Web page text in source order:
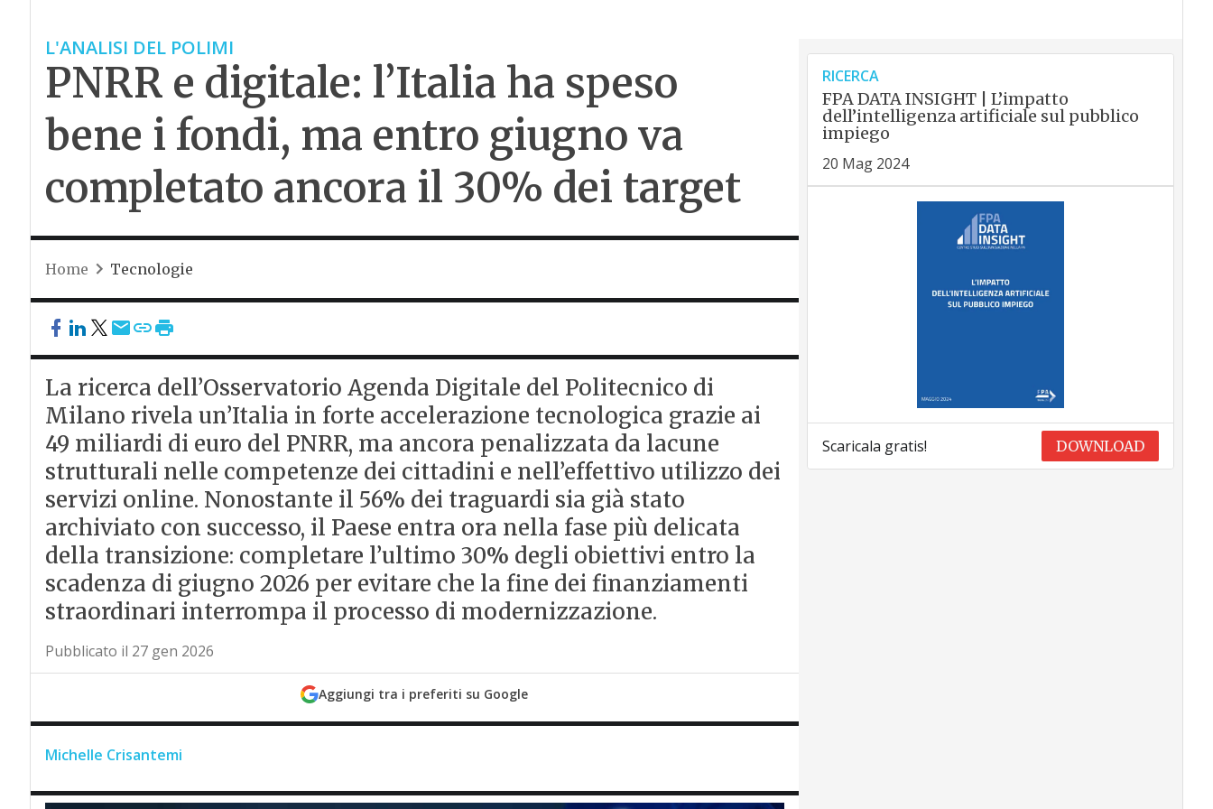
L'ANALISI DEL POLIMI
PNRR e digitale: l’Italia ha speso
bene i fondi, ma entro giugno va
completato ancora il 30% dei target
Home Tecnologie
La ricerca dell’Osservatorio Agenda Digitale del Politecnico di
Milano rivela un’Italia in forte accelerazione tecnologica grazie ai
49 miliardi di euro del PNRR, ma ancora penalizzata da lacune
strutturali nelle competenze dei cittadini e nell’effettivo utilizzo dei
servizi online. Nonostante il 56% dei traguardi sia già stato
archiviato con successo, il Paese entra ora nella fase più delicata
della transizione: completare l’ultimo 30% degli obiettivi entro la
scadenza di giugno 2026 per evitare che la fine dei finanziamenti
straordinari interrompa il processo di modernizzazione.
Pubblicato il 27 gen 2026
Aggiungi tra i preferiti su Google
Michelle Crisantemi
RICERCA
FPA DATA INSIGHT | L’impatto
dell’intelligenza artificiale sul pubblico
impiego
20 Mag 2024
Scaricala gratis! DOWNLOAD